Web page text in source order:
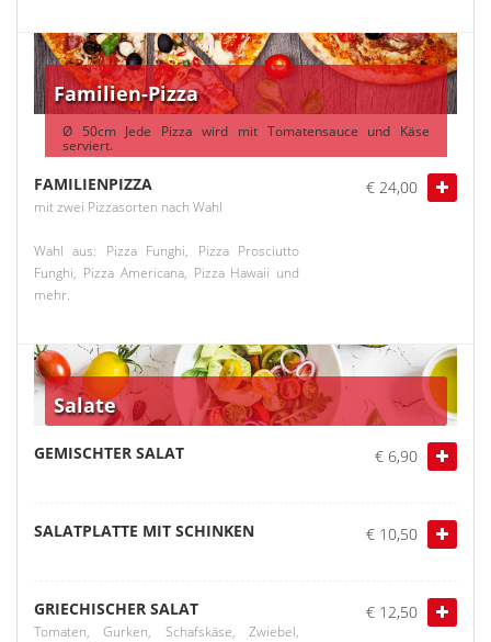
Familien-Pizza
Ø 50cm Jede Pizza wird mit Tomatensauce und Käse
serviert.
FAMILIENPIZZA
mit zwei Pizzasorten nach Wahl
Wahl aus: Pizza Funghi, Pizza Prosciutto
Funghi, Pizza Americana, Pizza Hawaii und
mehr.
€ 24,00
Salate
GEMISCHTER SALAT € 6,90
SALATPLATTE MIT SCHINKEN € 10,50
GRIECHISCHER SALAT
Tomaten, Gurken, Schafskäse, Zwiebel,
€ 12,50